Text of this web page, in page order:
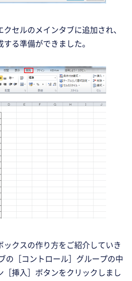
セルのメインタブに追加され、
る準備ができました。
ックスの作り方をご紹介していき
の［コントロール］グループの中
［挿入］ボタンをクリックしまし